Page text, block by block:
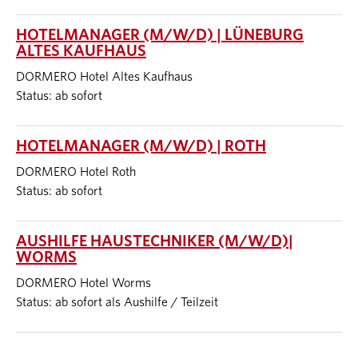
HOTELMANAGER (M/W/D) | LÜNEBURG
ALTES KAUFHAUS
DORMERO Hotel Altes Kaufhaus
Status: ab sofort
HOTELMANAGER (M/W/D) | ROTH
DORMERO Hotel Roth
Status: ab sofort
AUSHILFE HAUSTECHNIKER (M/W/D)|
WORMS
DORMERO Hotel Worms
Status: ab sofort als Aushilfe / Teilzeit